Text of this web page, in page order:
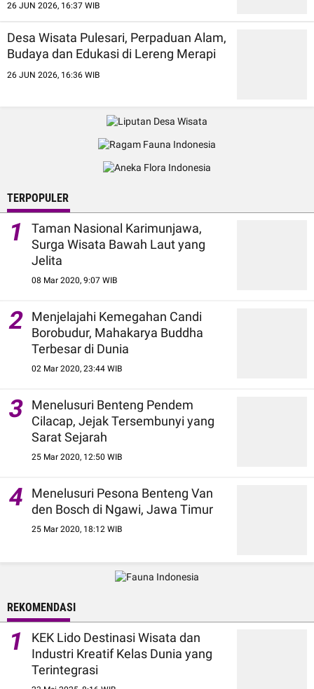
26 JUN 2026, 16:37 WIB
Desa Wisata Pulesari, Perpaduan Alam,
Budaya dan Edukasi di Lereng Merapi
26 JUN 2026, 16:36 WIB
TERPOPULER
1
Taman Nasional Karimunjawa,
Surga Wisata Bawah Laut yang
Jelita
08 Mar 2020, 9:07 WIB
2
Menjelajahi Kemegahan Candi
Borobudur, Mahakarya Buddha
Terbesar di Dunia
02 Mar 2020, 23:44 WIB
3
Menelusuri Benteng Pendem
Cilacap, Jejak Tersembunyi yang
Sarat Sejarah
25 Mar 2020, 12:50 WIB
4
Menelusuri Pesona Benteng Van
den Bosch di Ngawi, Jawa Timur
25 Mar 2020, 18:12 WIB
REKOMENDASI
1
KEK Lido Destinasi Wisata dan
Industri Kreatif Kelas Dunia yang
Terintegrasi